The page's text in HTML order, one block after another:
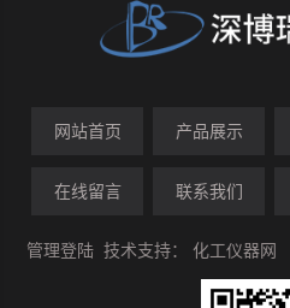
网站首页 产品展示
在线留言 联系我们
管理登陆 技术支持：化工仪器网